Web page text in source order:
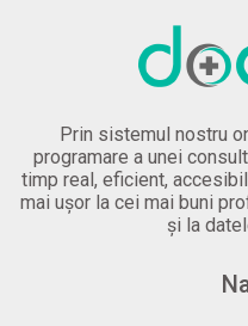
Prin sistemul nostru
programare a unei
timp real, eficient,
mai ușor la cei mai buni
și la